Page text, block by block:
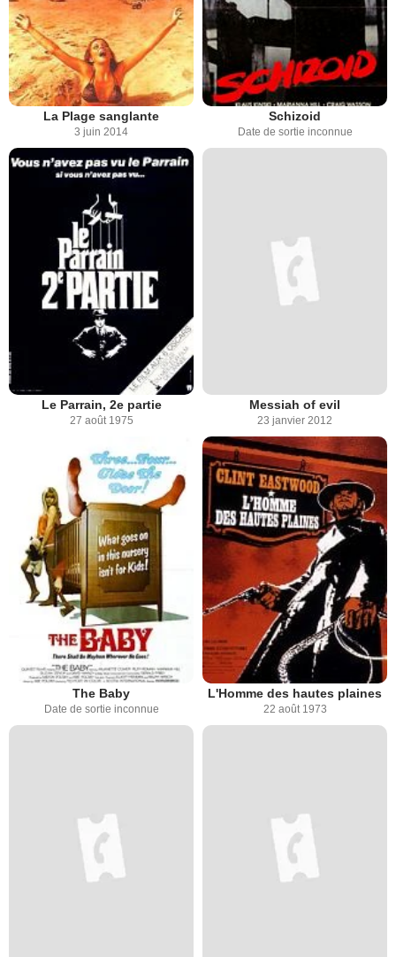
La Plage sanglante
3 juin 2014
Schizoid
Date de sortie inconnue
Le Parrain, 2e partie
27 août 1975
Messiah of evil
23 janvier 2012
The Baby
Date de sortie inconnue
L'Homme des hautes plaines
22 août 1973